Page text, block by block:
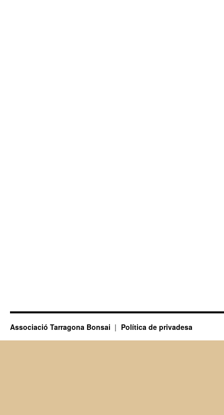
Associació Tarragona Bonsai Política de privadesa